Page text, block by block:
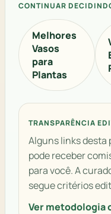
CONTINUAR
Melhores
Vasos
para
Plantas
TRANSPARÊNCIA
Alguns links desta
pode receber
para você. A
segue critérios
Ver metodologia